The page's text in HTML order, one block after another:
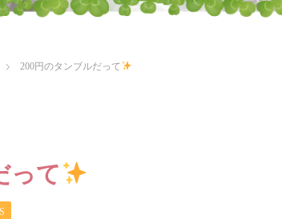
200円のタンブルだって
って